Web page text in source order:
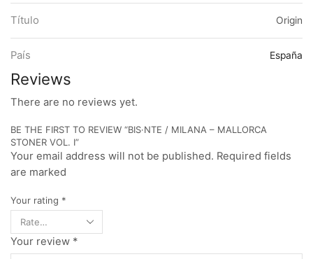
Título Origin
País España
Reviews
There are no reviews yet.
BE THE FIRST TO REVIEW “BIS·NTE / MILANA – MALLORCA
STONER VOL. I”
Your email address will not be published. Required fields
are marked
Your rating *
Your review *